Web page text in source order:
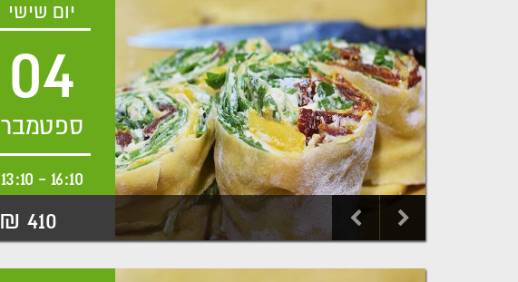
יום שישי
04
ספטמבר
16:10
-
13:10
410 ₪